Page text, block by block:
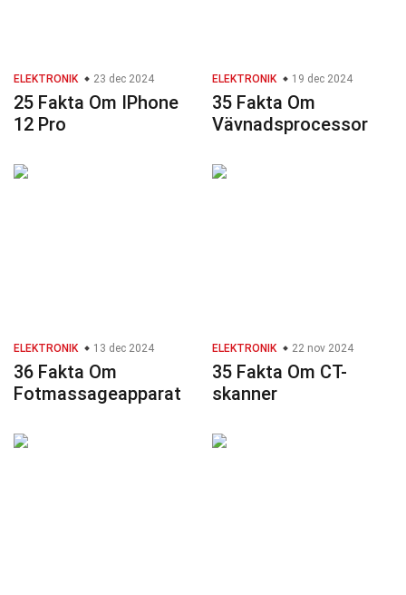
ELEKTRONIK 23 dec 2024
25 Fakta Om IPhone
12 Pro
ELEKTRONIK 19 dec 2024
35 Fakta Om
Vävnadsprocessor
ELEKTRONIK 13 dec 2024
36 Fakta Om
Fotmassageapparat
ELEKTRONIK 22 nov 2024
35 Fakta Om CT-
skanner